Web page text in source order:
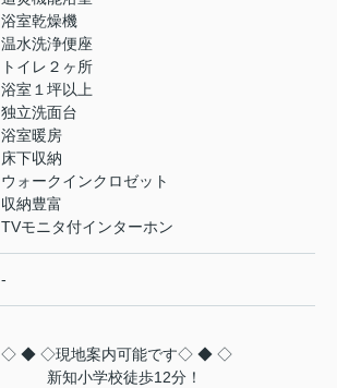
浴室乾燥機
温水洗浄便座
トイレ２ヶ所
浴室１坪以上
独立洗面台
浴室暖房
床下収納
ウォークインクロゼット
収納豊富
TVモニタ付インターホン
-
◇ ◆ ◇現地案内可能です◇ ◆ ◇
新知小学校徒歩12分！